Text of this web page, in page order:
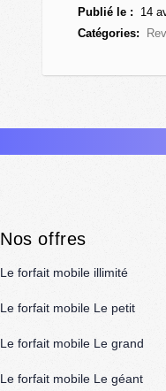
Publié le :
14
Catégories:
Nos offres
Le forfait mobile illimité
Le forfait mobile Le petit
Le forfait mobile Le grand
Le forfait mobile Le géant